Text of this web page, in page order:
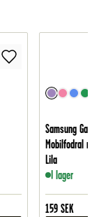
Samsung
Mobilfodral
Lila
I lager
159 SEK